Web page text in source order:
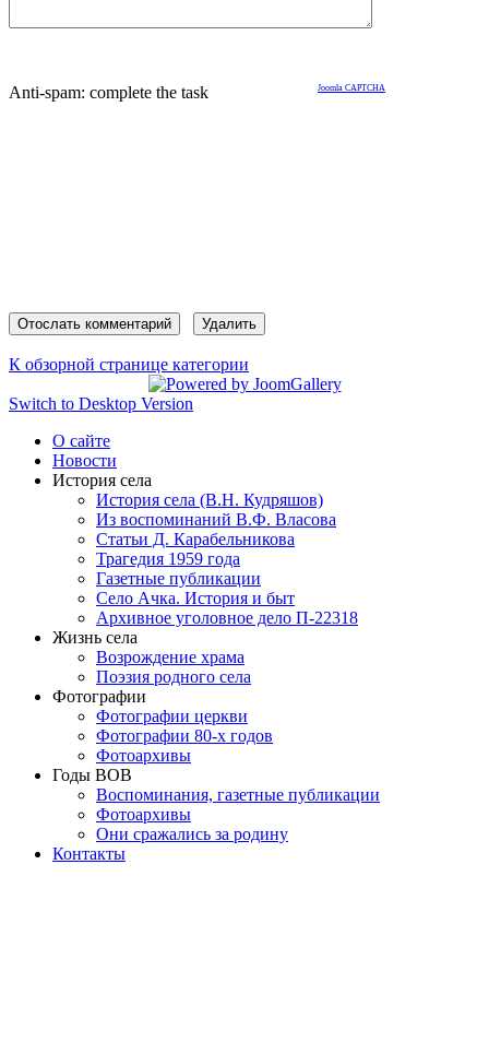
Anti-spam: complete the task Joomla CAPTCHA
К обзорной странице категории
Switch to Desktop Version
О сайте
Новости
История села
История села (В.Н. Кудряшов)
Из воспоминаний В.Ф. Власова
Статьи Д. Карабельникова
Трагедия 1959 года
Газетные публикации
Село Ачка. История и быт
Архивное уголовное дело П-22318
Жизнь села
Возрождение храма
Поэзия родного села
Фотографии
Фотографии церкви
Фотографии 80-х годов
Фотоархивы
Годы ВОВ
Воспоминания, газетные публикации
Фотоархивы
Они сражались за родину
Контакты